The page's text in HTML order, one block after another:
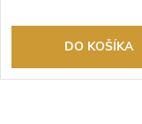
DO KOŠÍKA